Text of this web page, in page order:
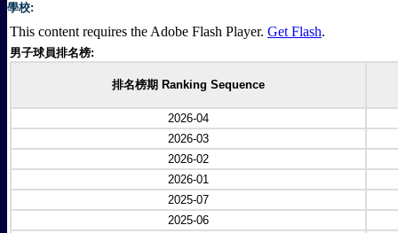
學校:
This content requires the Adobe Flash Player. Get Flash.
男子球員排名榜:
排名榜期 Ranking Sequence
2026-04
2026-03
2026-02
2026-01
2025-07
2025-06